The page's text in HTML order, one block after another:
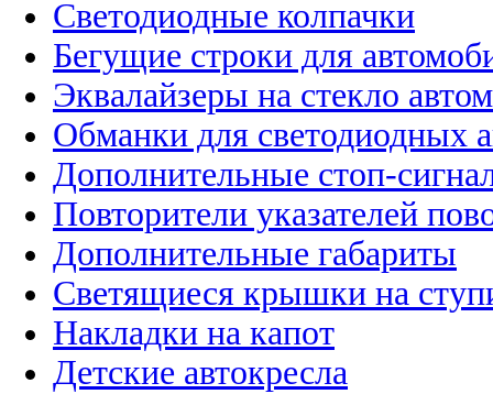
Светодиодные колпачки
Бегущие строки для
Эквалайзеры на стекло
Обманки для светодиодных
Дополнительные стоп-
Повторители указателей
Дополнительные габариты
Светящиеся крышки на
Накладки на капот
Детские автокресла